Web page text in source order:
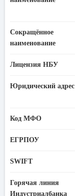
Сокращённое
наименование
Лицензия НБУ
Юридический адрес
Код МФО
ЕГРПОУ
SWIFT
Горячая линия
Индустриалбанка